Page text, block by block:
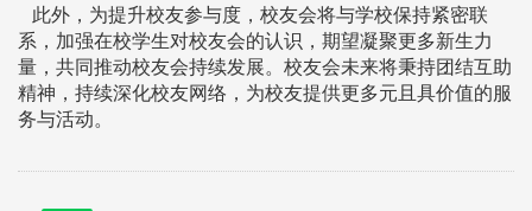
此外，为提升校友参与度，校友会将与学校保持紧密联
系，加强在校学生对校友会的认识，期望凝聚更多新生力
量，共同推动校友会持续发展。校友会未来将秉持团结互助
精神，持续深化校友网络，为校友提供更多元且具价值的服
务与活动。